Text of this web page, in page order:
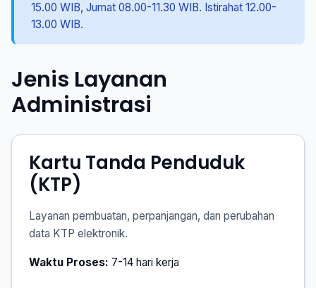
15.00 WIB, Jumat 08.00-11.30 WIB. Istirahat 12.00-
13.00 WIB.
Jenis Layanan
Administrasi
Kartu Tanda Penduduk
(KTP)
Layanan pembuatan, perpanjangan, dan perubahan
data KTP elektronik.
Waktu Proses: 7-14 hari kerja